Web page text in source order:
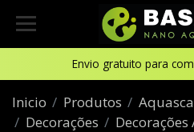
Envio gratuito para
Inicio Produtos
Decorações